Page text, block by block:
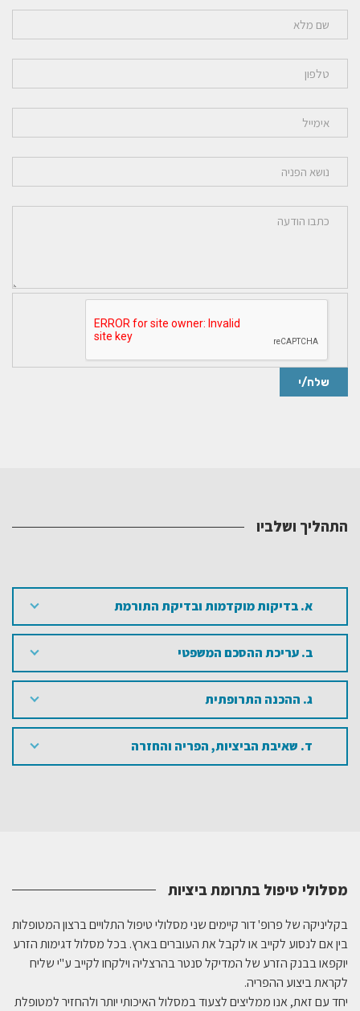
התהליך ושלביו
א. בדיקות מוקדמות ובדיקת התורמת
ב. עריכת ההסכם המשפטי
ג. ההכנה התרופתית
ד. שאיבת הביציות, הפריה והחזרה
מסלולי טיפול בתרומת ביציות
בקליניקה של פרופ' דור קיימים שני מסלולי טיפול התלויים ברצון המטופלות
בין אם לנסוע לקייב או לקבל את העוברים בארץ. בכל מסלול דגימות הזרע
יוקפאו בבנק הזרע של המדיקל סנטר בהרצליה וילקחו לקייב ע"י שליח
לקראת ביצוע ההפריה.
יחד עם זאת, אנו ממליצים לצעוד במסלול האיכותי יותר ולהחזיר למטופלת